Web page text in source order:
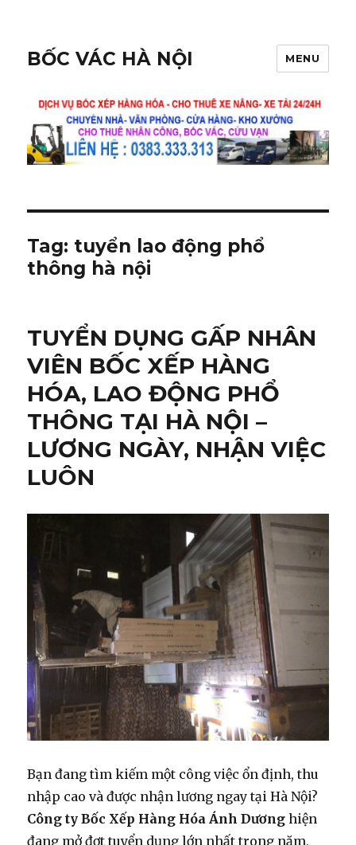
BỐC VÁC HÀ NỘI MENU
Tag: tuyển lao động phổ
thông hà nội
TUYỂN DỤNG GẤP NHÂN
VIÊN BỐC XẾP HÀNG
HÓA, LAO ĐỘNG PHỔ
THÔNG TẠI HÀ NỘI –
LƯƠNG NGÀY, NHẬN VIỆC
LUÔN
Bạn đang tìm kiếm một công việc ổn định, thu
nhập cao và được nhận lương ngay tại Hà Nội?
Công ty Bốc Xếp Hàng Hóa Ánh Dương hiện
đang mở đợt tuyển dụng lớn nhất trong năm,